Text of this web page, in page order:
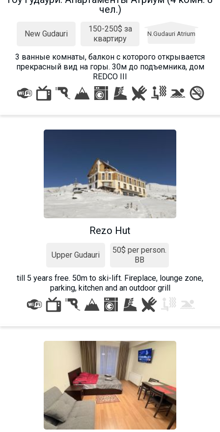
чел.)
New Gudauri
150-250$ за
квартиру
N.Gudauri Atrium
3 ванные комнаты, балкон с которого открывается
прекрасный вид на горы. 30м до подъемника, дом
REDCO III
Rezo Hut
Upper Gudauri
50$ per person.
BB
till 5 years free. 50m to ski-lift. Fireplace, lounge zone,
parking, kitchen and an outdoor grill